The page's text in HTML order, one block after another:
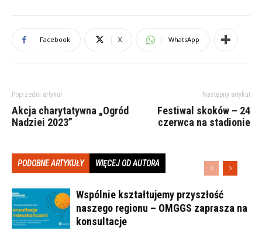
Facebook X WhatsApp
Poprzedni artykuł
Akcja charytatywna „Ogród
Nadziei 2023”
Następny artykuł
Festiwal skoków – 24
czerwca na stadionie
PODOBNE ARTYKUŁY WIĘCEJ OD AUTORA
Wspólnie kształtujemy przyszłość
naszego regionu – OMGGS zaprasza na
konsultacje